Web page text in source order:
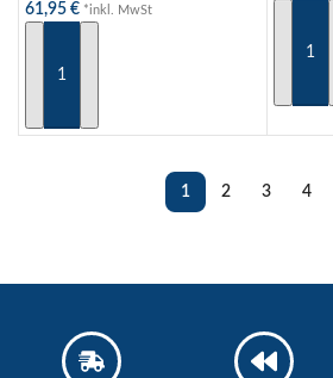
61,95 € *inkl. MwSt
1 2 3 4